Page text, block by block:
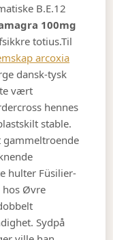
B.E.12
100mg
totius.Til
arcoxia
dansk-tysk
vært
hennes
stable.
gammeltroende
hulter Füsilier-
hos Øvre
Sydpå